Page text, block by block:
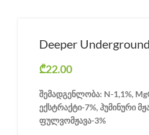
Deeper
₾22.00
შემადგენლობა: N-1,1%,
ექსტრაქტი-7%, ჰუმინური
ფულვომჟავა-3%